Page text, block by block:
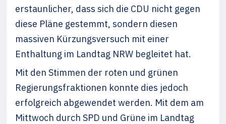
erstaunlicher, dass sich die CDU nicht gegen
diese Pläne gestemmt, sondern diesen
massiven Kürzungsversuch mit einer
Enthaltung im Landtag NRW begleitet hat.
Mit den Stimmen der roten und grünen
Regierungsfraktionen konnte dies jedoch
erfolgreich abgewendet werden. Mit dem am
Mittwoch durch SPD und Grüne im Landtag